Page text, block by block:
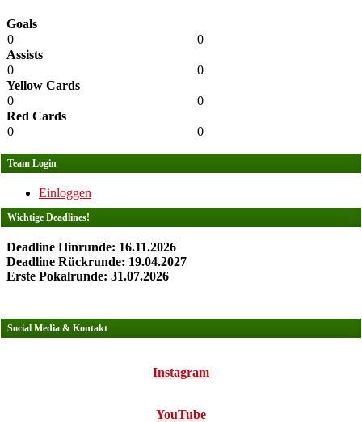
Goals
0
0
Assists
0
0
Yellow Cards
0
0
Red Cards
0
0
Team Login
Einloggen
Wichtige Deadlines!
Deadline Hinrunde: 16.11.2026
Deadline Rückrunde: 19.04.2027
Erste Pokalrunde: 31.07.2026
Social Media & Kontakt
Instagram
YouTube